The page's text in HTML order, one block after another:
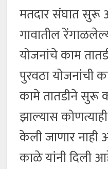
मतदार संघात
गावातील
योजनांचे काम
पुरवठा योजनांची
कामे तातडीने सुरू
झाल्यास
केली जाणार
काळे यांनी दिली